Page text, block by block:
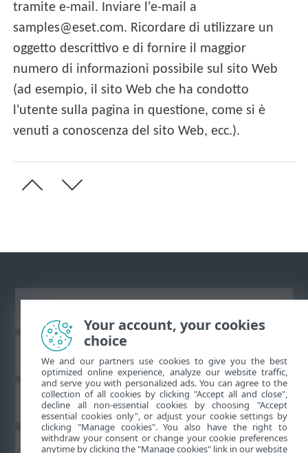
tramite e-mail. Inviare l'e-mail a
samples@eset.com. Ricordare di utilizzare un
oggetto descrittivo e di fornire il maggior
numero di informazioni possibile sul sito Web
(ad esempio, il sito Web che ha condotto
l'utente sulla pagina in questione, come si è
venuti a conoscenza del sito Web, ecc.).
ESET Knowledgebase
Forum ESET
Supporto regionale
Your account, your cookies
choice
We and our partners use cookies to give you the best
optimized online experience, analyze our website traffic,
and serve you with personalized ads. You can agree to the
collection of all cookies by clicking "Accept all and close",
decline all non-essential cookies by choosing "Accept
essential cookies only", or adjust your cookie settings by
clicking "Manage cookies". You also have the right to
withdraw your consent or change your cookie preferences
anytime by clicking the "Manage cookies" link in our website